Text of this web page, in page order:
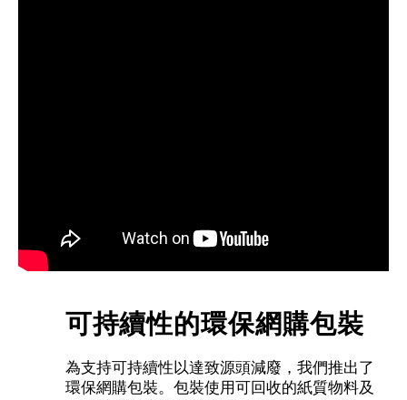
可持續性的環保網購包裝
為支持可持續性以達致源頭減廢，我們推出了
環保網購包裝。包裝使用可回收的紙質物料及